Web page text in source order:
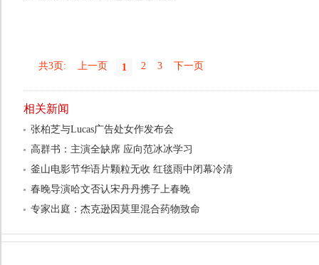
共3页: 上一页 1 2 3 下一页
相关新闻
张柏芝与Lucas广告处女作发布会
高群书：主演全缺席 应向范冰冰学习
釜山电影节华语片颗粒无收 红毯雨中闭幕冷清
春晚导演哈文否认宋丹丹携子上春晚
专家出庭：杰克逊因莫里混合药物致命